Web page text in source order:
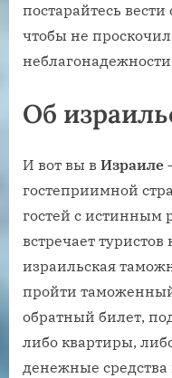
постарайтесь
чтобы не
Об
И вот вы в Израиле
гостеприимной
гостей с истинным
встречает
израильская
пройти
обратный билет,
либо квартиры,
денежные средства